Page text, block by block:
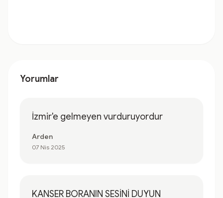
Yorumlar
İzmir'e gelmeyen vurduruyordur
Arden
07 Nis 2025
KANSER BORANIN SESİNİ DUYUN